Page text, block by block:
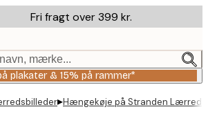
Fri fragt over 399 kr.
mærke...
plakater & 15% på rammer*
▸Hængekøje på Stranden Lærred